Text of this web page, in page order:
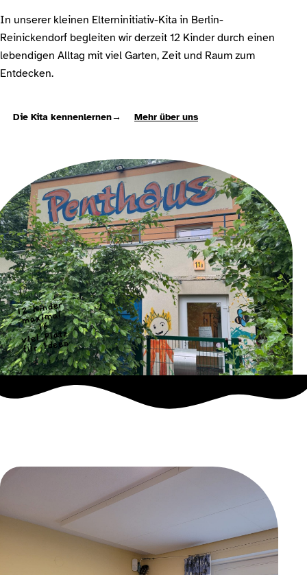
In unserer kleinen Elterninitiativ-Kita in Berlin-
Reinickendorf begleiten wir derzeit 12 Kinder durch einen
lebendigen Alltag mit viel Garten, Zeit und Raum zum
Entdecken.
Die Kita kennenlernen→ Mehr über uns
12 Kinder
maximal
16
viel Platz
für Ideen